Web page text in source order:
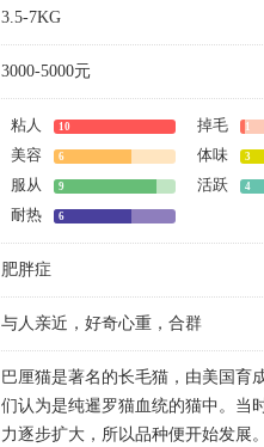
3.5-7KG
3000-5000元
粘人 10 掉毛 1
美容 6 体味 3
服从 9 活跃 4
耐热 6
肥胖症
与人亲近，好奇心重，合群
巴厘猫是著名的长毛猫，由美国育
们认为是纯暹罗猫血统的猫中。当
力逐步扩大，所以品种便开始发展